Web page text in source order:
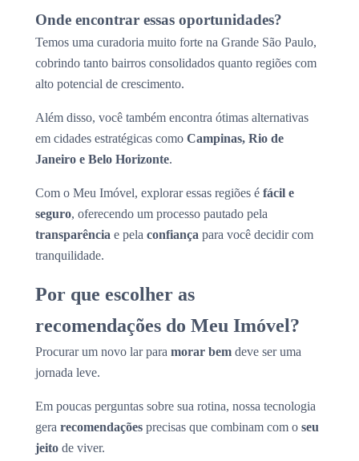
Onde encontrar essas oportunidades?
Temos uma curadoria muito forte na Grande São Paulo,
cobrindo tanto bairros consolidados quanto regiões com
alto potencial de crescimento.
Além disso, você também encontra ótimas alternativas
em cidades estratégicas como Campinas, Rio de
Janeiro e Belo Horizonte.
Com o Meu Imóvel, explorar essas regiões é fácil e
seguro, oferecendo um processo pautado pela
transparência e pela confiança para você decidir com
tranquilidade.
Por que escolher as
recomendações do Meu Imóvel?
Procurar um novo lar para morar bem deve ser uma
jornada leve.
Em poucas perguntas sobre sua rotina, nossa tecnologia
gera recomendações precisas que combinam com o seu
jeito de viver.